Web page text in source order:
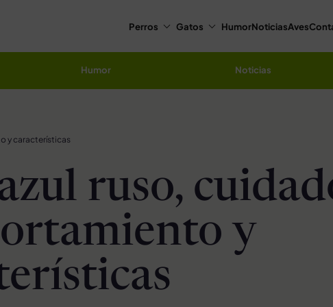
Perros Gatos HumorNoticiasAves
Humor Noticias
y características
ruso,
y